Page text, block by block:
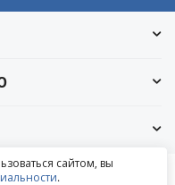
сайтом, вы
.